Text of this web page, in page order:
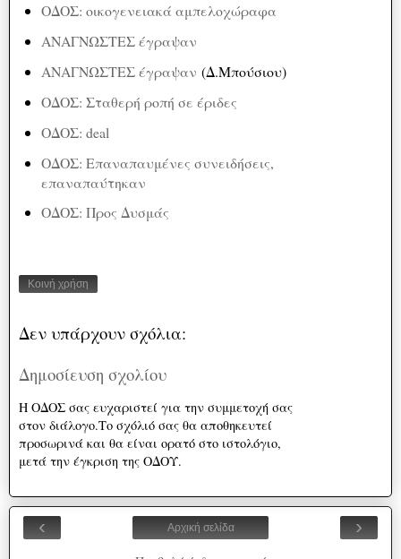
ΟΔΟΣ: οικογενειακά αμπελοχώραφα
ΑΝΑΓΝΩΣΤΕΣ έγραψαν
ΑΝΑΓΝΩΣΤΕΣ έγραψαν (Δ.Μπούσιου)
ΟΔΟΣ: Σταθερή ροπή σε έριδες
ΟΔΟΣ: deal
ΟΔΟΣ: Επαναπαυμένες συνειδήσεις,
επαναπαύτηκαν
ΟΔΟΣ: Προς Δυσμάς
Κοινή χρήση
Δεν υπάρχουν σχόλια:
Δημοσίευση σχολίου
Η ΟΔΟΣ σας ευχαριστεί για την συμμετοχή σας
στον διάλογο.Το σχόλιό σας θα αποθηκευτεί
προσωρινά και θα είναι ορατό στο ιστολόγιο,
μετά την έγκριση της ΟΔΟΥ.
‹ ›
Αρχική σελίδα